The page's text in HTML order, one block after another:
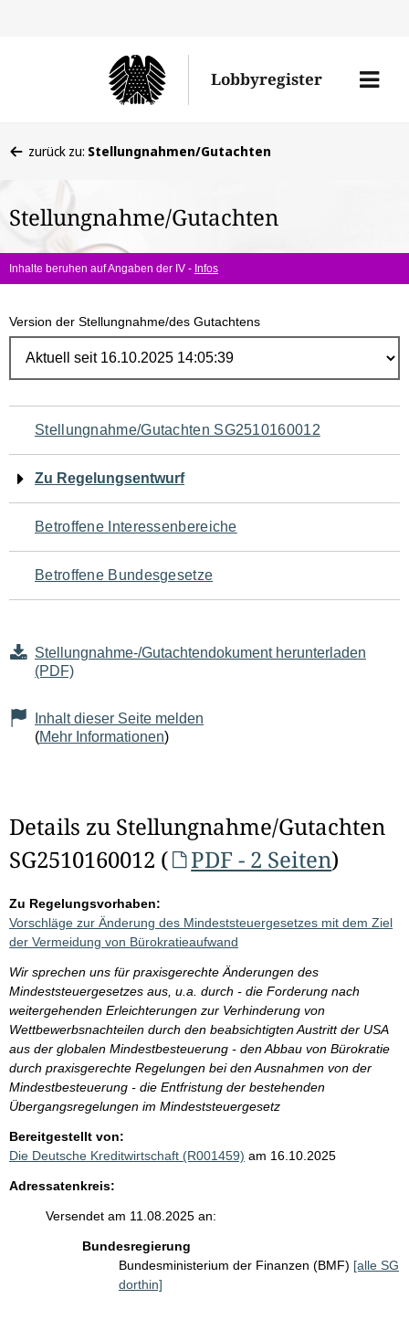
Lobbyregister
Menü
befinden
hier:
zurück zu: Stellungnahmen/Gutachten
Stellungnahme/Gutachten
Inhalte beruhen auf Angaben der IV - Infos
Version der Stellungnahme/des Gutachtens
Navigation
für
den
Seiteninhalt
Stellungnahme/Gutachten SG2510160012
Zu Regelungsentwurf
Betroffene Interessenbereiche
Betroffene Bundesgesetze
Stellungnahme-/Gutachtendokument herunterladen
(PDF)
Inhalt dieser Seite melden
(Mehr Informationen)
Details zu Stellungnahme/Gutachten
SG2510160012 (
PDF - 2 Seiten)
Zu Regelungsvorhaben:
Vorschläge zur Änderung des Mindeststeuergesetzes mit dem Ziel
der Vermeidung von Bürokratieaufwand
Wir sprechen uns für praxisgerechte Änderungen des
Mindeststeuergesetzes aus, u.a. durch - die Forderung nach
weitergehenden Erleichterungen zur Verhinderung von
Wettbewerbsnachteilen durch den beabsichtigten Austritt der USA
aus der globalen Mindestbesteuerung - den Abbau von Bürokratie
durch praxisgerechte Regelungen bei den Ausnahmen von der
Mindestbesteuerung - die Entfristung der bestehenden
Übergangsregelungen im Mindeststeuergesetz
Bereitgestellt von:
Die Deutsche Kreditwirtschaft (R001459) am 16.10.2025
Adressatenkreis:
Versendet am 11.08.2025 an:
Bundesregierung
Bundesministerium der Finanzen (BMF) [alle SG
dorthin]